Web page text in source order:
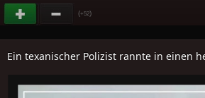
(+52)
Ein texanischer Polizist rannte in einen